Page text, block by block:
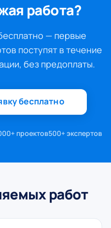
работа?
— первые
поступят в течение
без предоплаты.
бесплатно
проектов500+ экспертов
работ